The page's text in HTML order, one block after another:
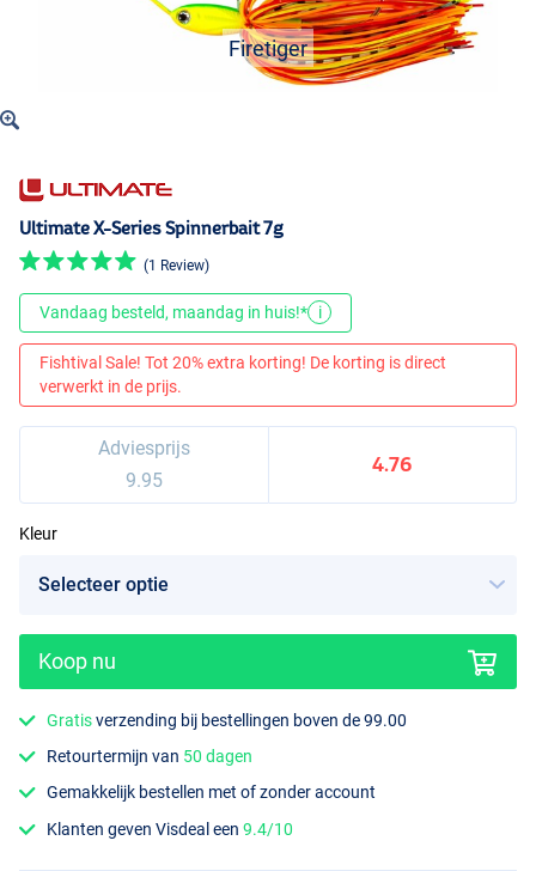
Firetiger
Pink
Ultimate X-Series Spinnerbait 7g
(1 Review)
Vandaag besteld, maandag in huis!* i
Fishtival Sale! Tot 20% extra korting! De korting is direct
verwerkt in de prijs.
Adviesprijs
9.95
4.76
Kleur
Koop nu
Gratisverzending bij bestellingen boven de 99.00
Retourtermijn van 50 dagen
Gemakkelijk bestellen met of zonder account
Klanten geven Visdeal een9.4/10